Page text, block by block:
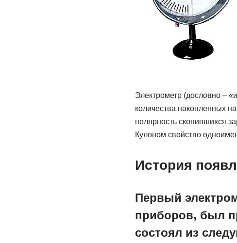
Электрометр (дословно –
количества накопленных
полярность скопившихся
Кулоном свойство
История
Первый
приборов, был
состоял из